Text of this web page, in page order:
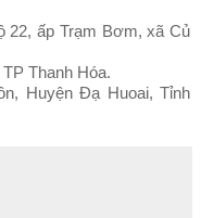
22, ấp Trạm Bơm, xã Củ
Thanh Hóa.
Huyện Đạ Huoai, Tỉnh